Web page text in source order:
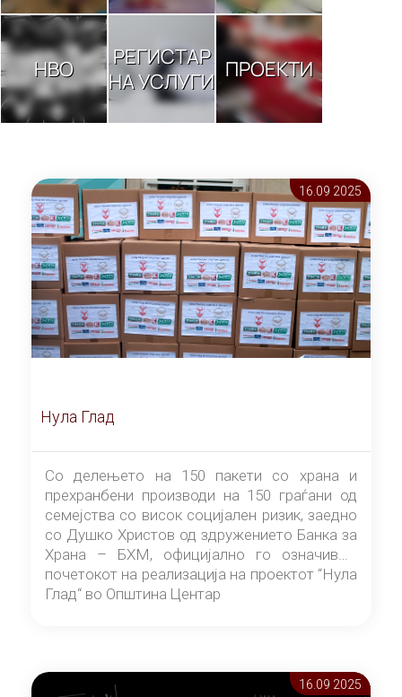
НВО
РЕГИСТАР
НА УСЛУГИ ПРОЕКТИ
16.09 2025
Нула Глад
Со делењето на 150 пакети со храна и
прехранбени производи на 150 граѓани од
семејства со висок социјален ризик, заедно
со Душко Христов од здружението Банка за
Храна – БХМ, официјално го означивме
почетокот на реализација на проектот “Нула
Глад“ во Општина Центар
16.09 2025